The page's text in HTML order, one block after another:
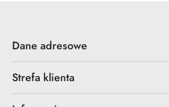
Dane adresowe
Strefa klienta